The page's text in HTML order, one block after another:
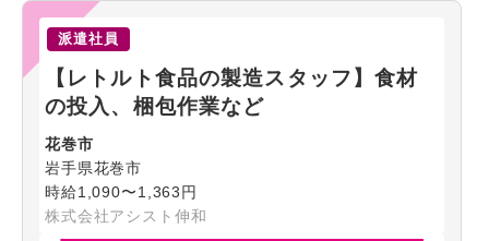
派遣社員
【レトルト食品の製造スタッフ】食材
の投入、梱包作業など
花巻市
岩手県花巻市
時給1,090〜1,363円
株式会社アシスト伸和